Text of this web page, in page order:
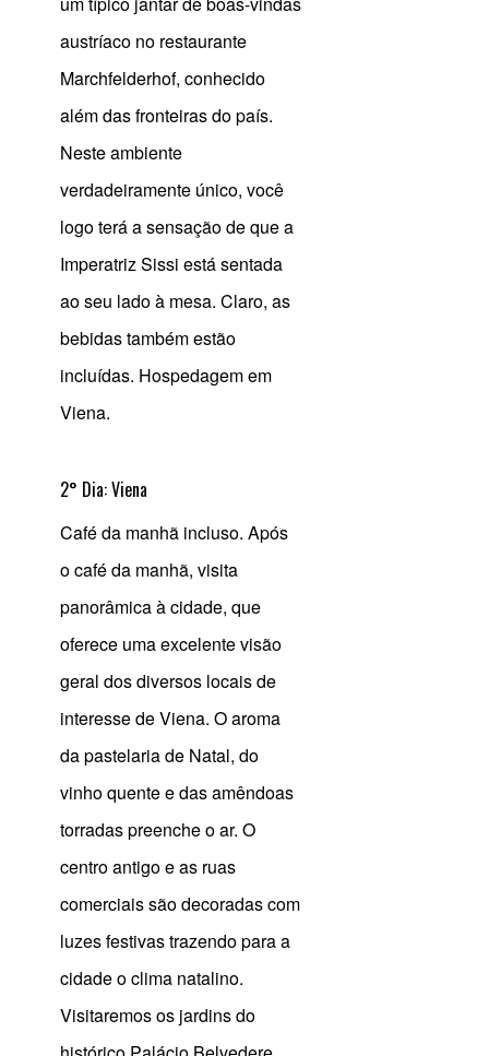
austríaco no restaurante
Marchfelderhof, conhecido
além das fronteiras do país.
Neste ambiente
verdadeiramente único, você
logo terá a sensação de que a
Imperatriz Sissi está sentada
ao seu lado à mesa. Claro, as
bebidas também estão
incluídas. Hospedagem em
Viena.
2° Dia: Viena
Café da manhã incluso. Após
o café da manhã, visita
panorâmica à cidade, que
oferece uma excelente visão
geral dos diversos locais de
interesse de Viena. O aroma
da pastelaria de Natal, do
vinho quente e das amêndoas
torradas preenche o ar. O
centro antigo e as ruas
comerciais são decoradas com
luzes festivas trazendo para a
cidade o clima natalino.
Visitaremos os jardins do